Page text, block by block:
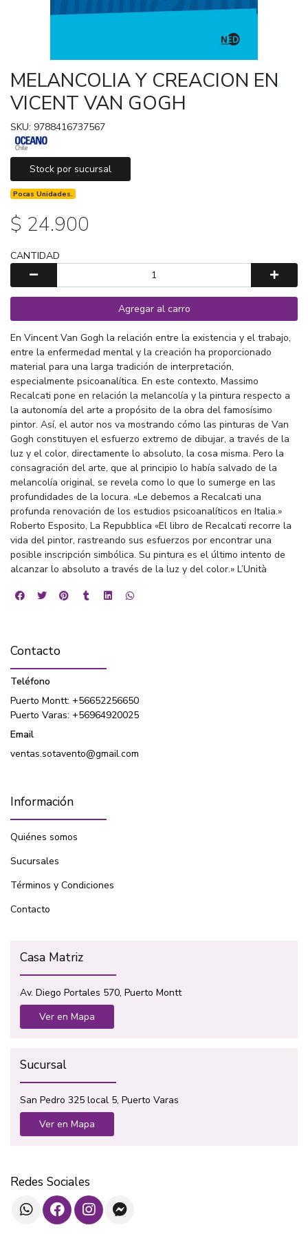
MELANCOLIA Y CREACION EN
VICENT VAN GOGH
SKU: 9788416737567
Stock por sucursal
Pocas Unidades.
$ 24.900
CANTIDAD
Agregar al carro
En Vincent Van Gogh la relación entre la existencia y el trabajo,
entre la enfermedad mental y la creación ha proporcionado
material para una larga tradición de interpretación,
especialmente psicoanalítica. En este contexto, Massimo
Recalcati pone en relación la melancolía y la pintura respecto a
la autonomía del arte a propósito de la obra del famosísimo
pintor. Así, el autor nos va mostrando cómo las pinturas de Van
Gogh constituyen el esfuerzo extremo de dibujar, a través de la
luz y el color, directamente lo absoluto, la cosa misma. Pero la
consagración del arte, que al principio lo había salvado de la
melancolía original, se revela como lo que lo sumerge en las
profundidades de la locura. «Le debemos a Recalcati una
profunda renovación de los estudios psicoanalíticos en Italia.»
Roberto Esposito, La Repubblica «El libro de Recalcati recorre la
vida del pintor, rastreando sus esfuerzos por encontrar una
posible inscripción simbólica. Su pintura es el último intento de
alcanzar lo absoluto a través de la luz y del color.» L’Unità
Contacto
Teléfono
Puerto Montt: +56652256650
Puerto Varas: +56964920025
Email
ventas.sotavento@gmail.com
Información
Quiénes somos
Sucursales
Términos y Condiciones
Contacto
Casa Matriz
Av. Diego Portales 570, Puerto Montt
Ver en Mapa
Sucursal
San Pedro 325 local 5, Puerto Varas
Ver en Mapa
Redes Sociales